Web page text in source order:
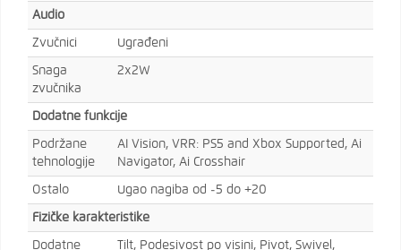
Audio
Zvučnici Ugrađeni
Snaga
zvučnika
2x2W
Dodatne funkcije
Podržane
tehnologije
AI Vision, VRR: PS5 and Xbox Supported, Ai
Navigator, Ai Crosshair
Ostalo Ugao nagiba od -5 do +20
Fizičke karakteristike
Dodatne
Tilt, Podesivost po visini, Pivot, Swivel,